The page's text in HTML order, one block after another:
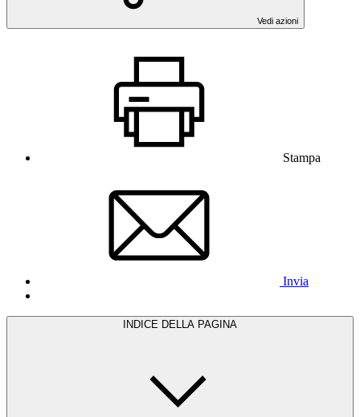
Vedi azioni
Stampa
Invia
INDICE DELLA PAGINA